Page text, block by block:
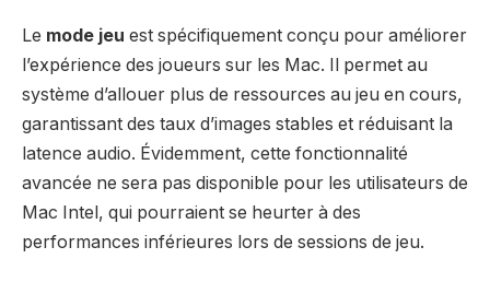
Le mode jeu est spécifiquement conçu pour améliorer
l’expérience des joueurs sur les Mac. Il permet au
système d’allouer plus de ressources au jeu en cours,
garantissant des taux d’images stables et réduisant la
latence audio. Évidemment, cette fonctionnalité
avancée ne sera pas disponible pour les utilisateurs de
Mac Intel, qui pourraient se heurter à des
performances inférieures lors de sessions de jeu.